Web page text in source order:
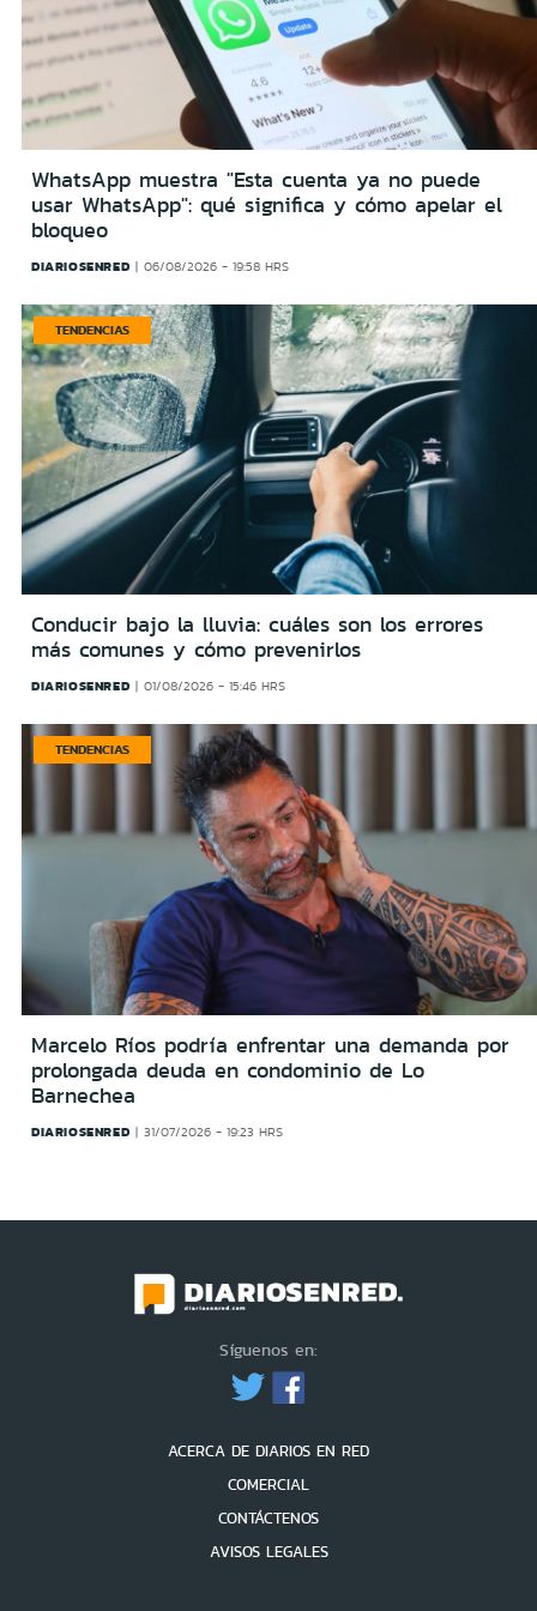
WhatsApp muestra "Esta cuenta ya no puede
usar WhatsApp": qué significa y cómo apelar el
bloqueo
DIARIOSENRED 06/08/2026 - 19:58 HRS
TENDENCIAS
Conducir bajo la lluvia: cuáles son los errores
más comunes y cómo prevenirlos
DIARIOSENRED 01/08/2026 - 15:46 HRS
TENDENCIAS
Marcelo Ríos podría enfrentar una demanda por
prolongada deuda en condominio de Lo
Barnechea
DIARIOSENRED 31/07/2026 - 19:23 HRS
Síguenos en:
ACERCA DE DIARIOS EN RED
COMERCIAL
CONTÁCTENOS
AVISOS LEGALES